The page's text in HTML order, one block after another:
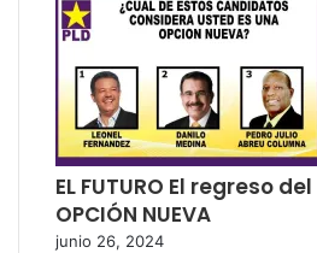
EL FUTURO El regreso
OPCIÓN NUEVA
junio 26, 2024